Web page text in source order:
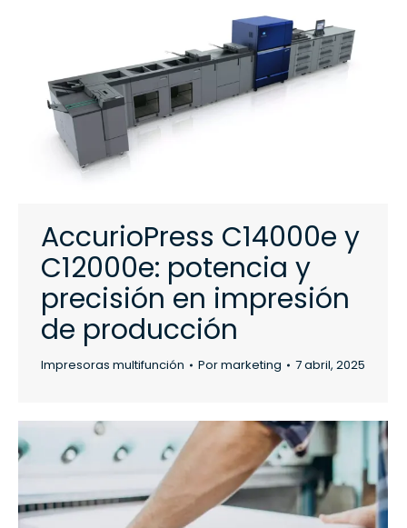
AccurioPress C14000e y
C12000e: potencia y
precisión en impresión
de producción
Impresoras multifunción Pormarketing 7 abril, 2025